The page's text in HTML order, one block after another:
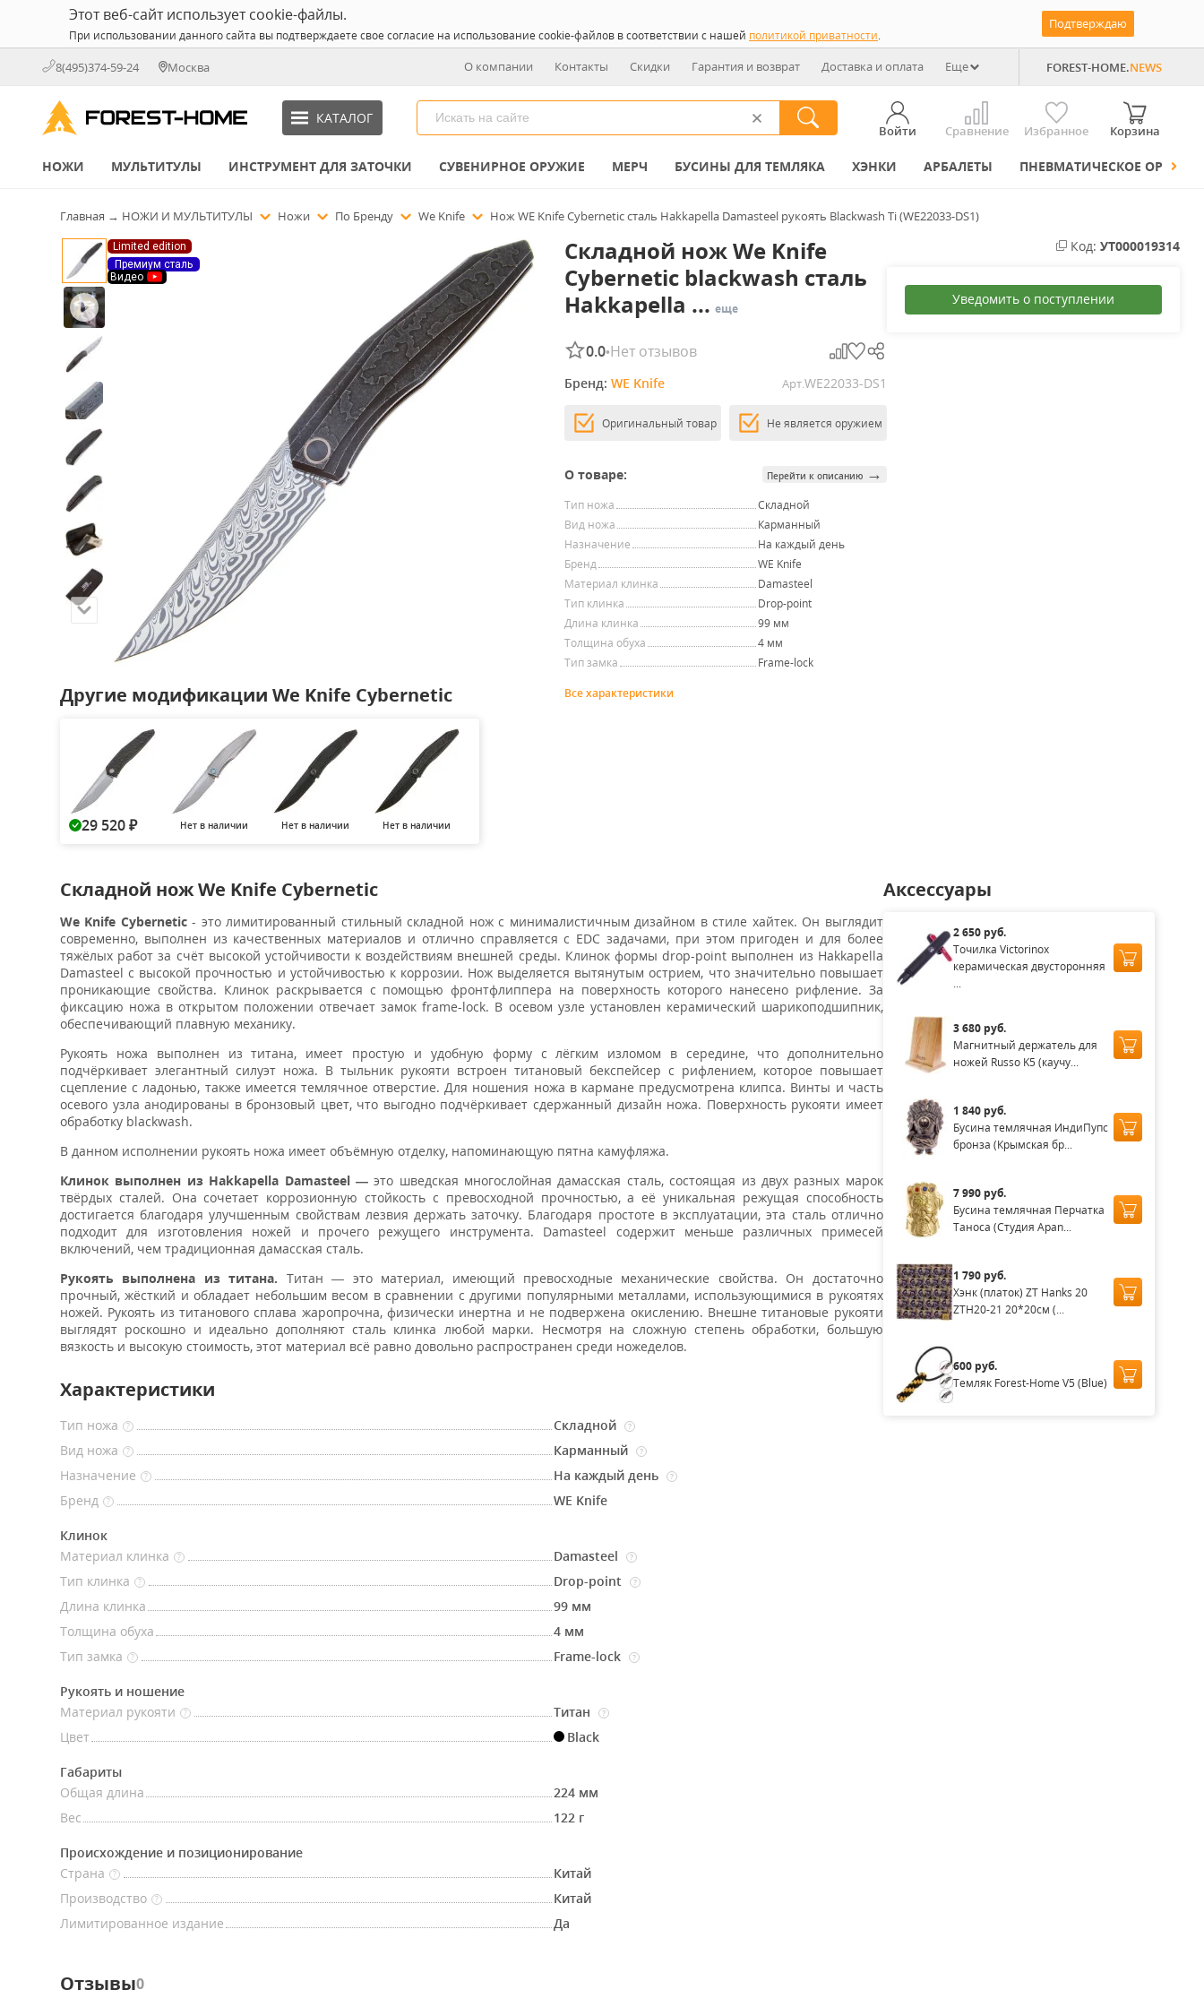
Этот веб-сайт использует cookie-файлы.
При использовании данного сайта вы подтверждаете свое согласие на использование cookie-файлов в соответствии с нашей политикой приватности.
Подтверждаю
8(495)374-59-24 Москва О компании Контакты Скидки Гарантия и возврат Доставка и оплата Еще FOREST-HOME.NEWS
КАТАЛОГ
Войти Сравнение Избранное Корзина
НОЖИ МУЛЬТИТУЛЫ ИНСТРУМЕНТ ДЛЯ ЗАТОЧКИ СУВЕНИРНОЕ ОРУЖИЕ МЕРЧ БУСИНЫ ДЛЯ ТЕМЛЯКА ХЭНКИ АРБАЛЕТЫ ПНЕВМАТИЧЕСКОЕ ОРУЖИЕ
Главная → НОЖИ И МУЛЬТИТУЛЫ Ножи По Бренду We Knife Нож WE Knife Cybernetic сталь Hakkapella Damasteel рукоять Blackwash Ti (WE22033-DS1)
Limited edition
Премиум сталь
Видео
Другие модификации We Knife Cybernetic
29 520 ₽ Нет в наличии Нет в наличии Нет в наличии
Складной нож We Knife
Cybernetic blackwash сталь
Hakkapella ... еще
0.0•Нет отзывов
Бренд: WE Knife Арт.WE22033-DS1
Оригинальный товар Не является оружием
О товаре: Перейти к описанию →
Тип ножа
Складной
Вид ножа
Карманный
Назначение
На каждый день
Бренд
WE Knife
Материал клинка
Damasteel
Тип клинка
Drop-point
Длина клинка
99 мм
Толщина обуха
4 мм
Тип замка
Frame-lock
Все характеристики
Код: УТ000019314
Уведомить о поступлении
Складной нож We Knife Cybernetic
We Knife Cybernetic- это лимитированный стильный складной нож с минималистичным дизайном в стиле хайтек. Он выглядит
современно, выполнен из качественных материалов и отлично справляется с EDC задачами, при этом пригоден и для более
тяжёлых работ за счёт высокой устойчивости к воздействиям внешней среды. Клинок формы drop-point выполнен из Hakkapella
Damasteel с высокой прочностью и устойчивостью к коррозии. Нож выделяется вытянутым острием, что значительно повышает
проникающие свойства. Клинок раскрывается с помощью фронтфлиппера на поверхность которого нанесено рифление. За
фиксацию ножа в открытом положении отвечает замок frame-lock. В осевом узле установлен керамический шарикоподшипник,
обеспечивающий плавную механику.
Рукоять ножа выполнен из титана, имеет простую и удобную форму с лёгким изломом в середине, что дополнительно
подчёркивает элегантный силуэт ножа. В тыльник рукояти встроен титановый бекспейсер с рифлением, которое повышает
сцепление с ладонью, также имеется темлячное отверстие. Для ношения ножа в кармане предусмотрена клипса. Винты и часть
осевого узла анодированы в бронзовый цвет, что выгодно подчёркивает сдержанный дизайн ножа. Поверхность рукояти имеет
обработку blackwash.
В данном исполнении рукоять ножа имеет объёмную отделку, напоминающую пятна камуфляжа.
Клинок выполнен из Hakkapella Damasteel —это шведская многослойная дамасская сталь, состоящая из двух разных марок
твёрдых сталей. Она сочетает коррозионную стойкость с превосходной прочностью, а её уникальная режущая способность
достигается благодаря улучшенным свойствам лезвия держать заточку. Благодаря простоте в эксплуатации, эта сталь отлично
подходит для изготовления ножей и прочего режущего инструмента. Damasteel содержит меньше различных примесей
включений, чем традиционная дамасская сталь.
Рукоять выполнена из титана. Титан — это материал, имеющий превосходные механические свойства. Он достаточно
прочный, жёсткий и обладает небольшим весом в сравнении с другими популярными металлами, использующимися в рукоятях
ножей. Рукоять из титанового сплава жаропрочна, физически инертна и не подвержена окислению. Внешне титановые рукояти
выглядят роскошно и идеально дополняют сталь клинка любой марки. Несмотря на сложную степень обработки, большую
вязкость и высокую стоимость, этот материал всё равно довольно распространен среди ножеделов.
Характеристики
Тип ножа ? Складной ?
Вид ножа ? Карманный ?
Назначение ? На каждый день ?
Бренд ? WE Knife
Клинок
Материал клинка
? Damasteel ?
Тип клинка ? Drop-point ?
Длина клинка
99 мм
Толщина обуха
4 мм
Тип замка
? Frame-lock ?
Рукоять и ношение
Материал рукояти
? Титан ?
Цвет Black
Габариты
Общая длина
224 мм
Вес
122 г
Происхождение и позиционирование
Страна
?
Китай
Производство
?
Китай
Лимитированное издание
Да
Аксессуары
2 650 руб.
Точилка Victorinox
керамическая двусторонняя
...
3 680 руб.
Магнитный держатель для
ножей Russo K5 (каучу...
1 840 руб.
Бусина темлячная ИндиПупс
бронза (Крымская бр...
7 990 руб.
Бусина темлячная Перчатка
Таноса (Студия Apan...
1 790 руб.
Хэнк (платок) ZT Hanks 20
ZTH20-21 20*20см (...
600 руб.
Темляк Forest-Home V5 (Blue)
Отзывы0